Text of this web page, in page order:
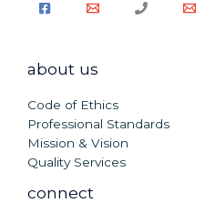
about us
Code of Ethics
Professional Standards
Mission & Vision
Quality Services
connect